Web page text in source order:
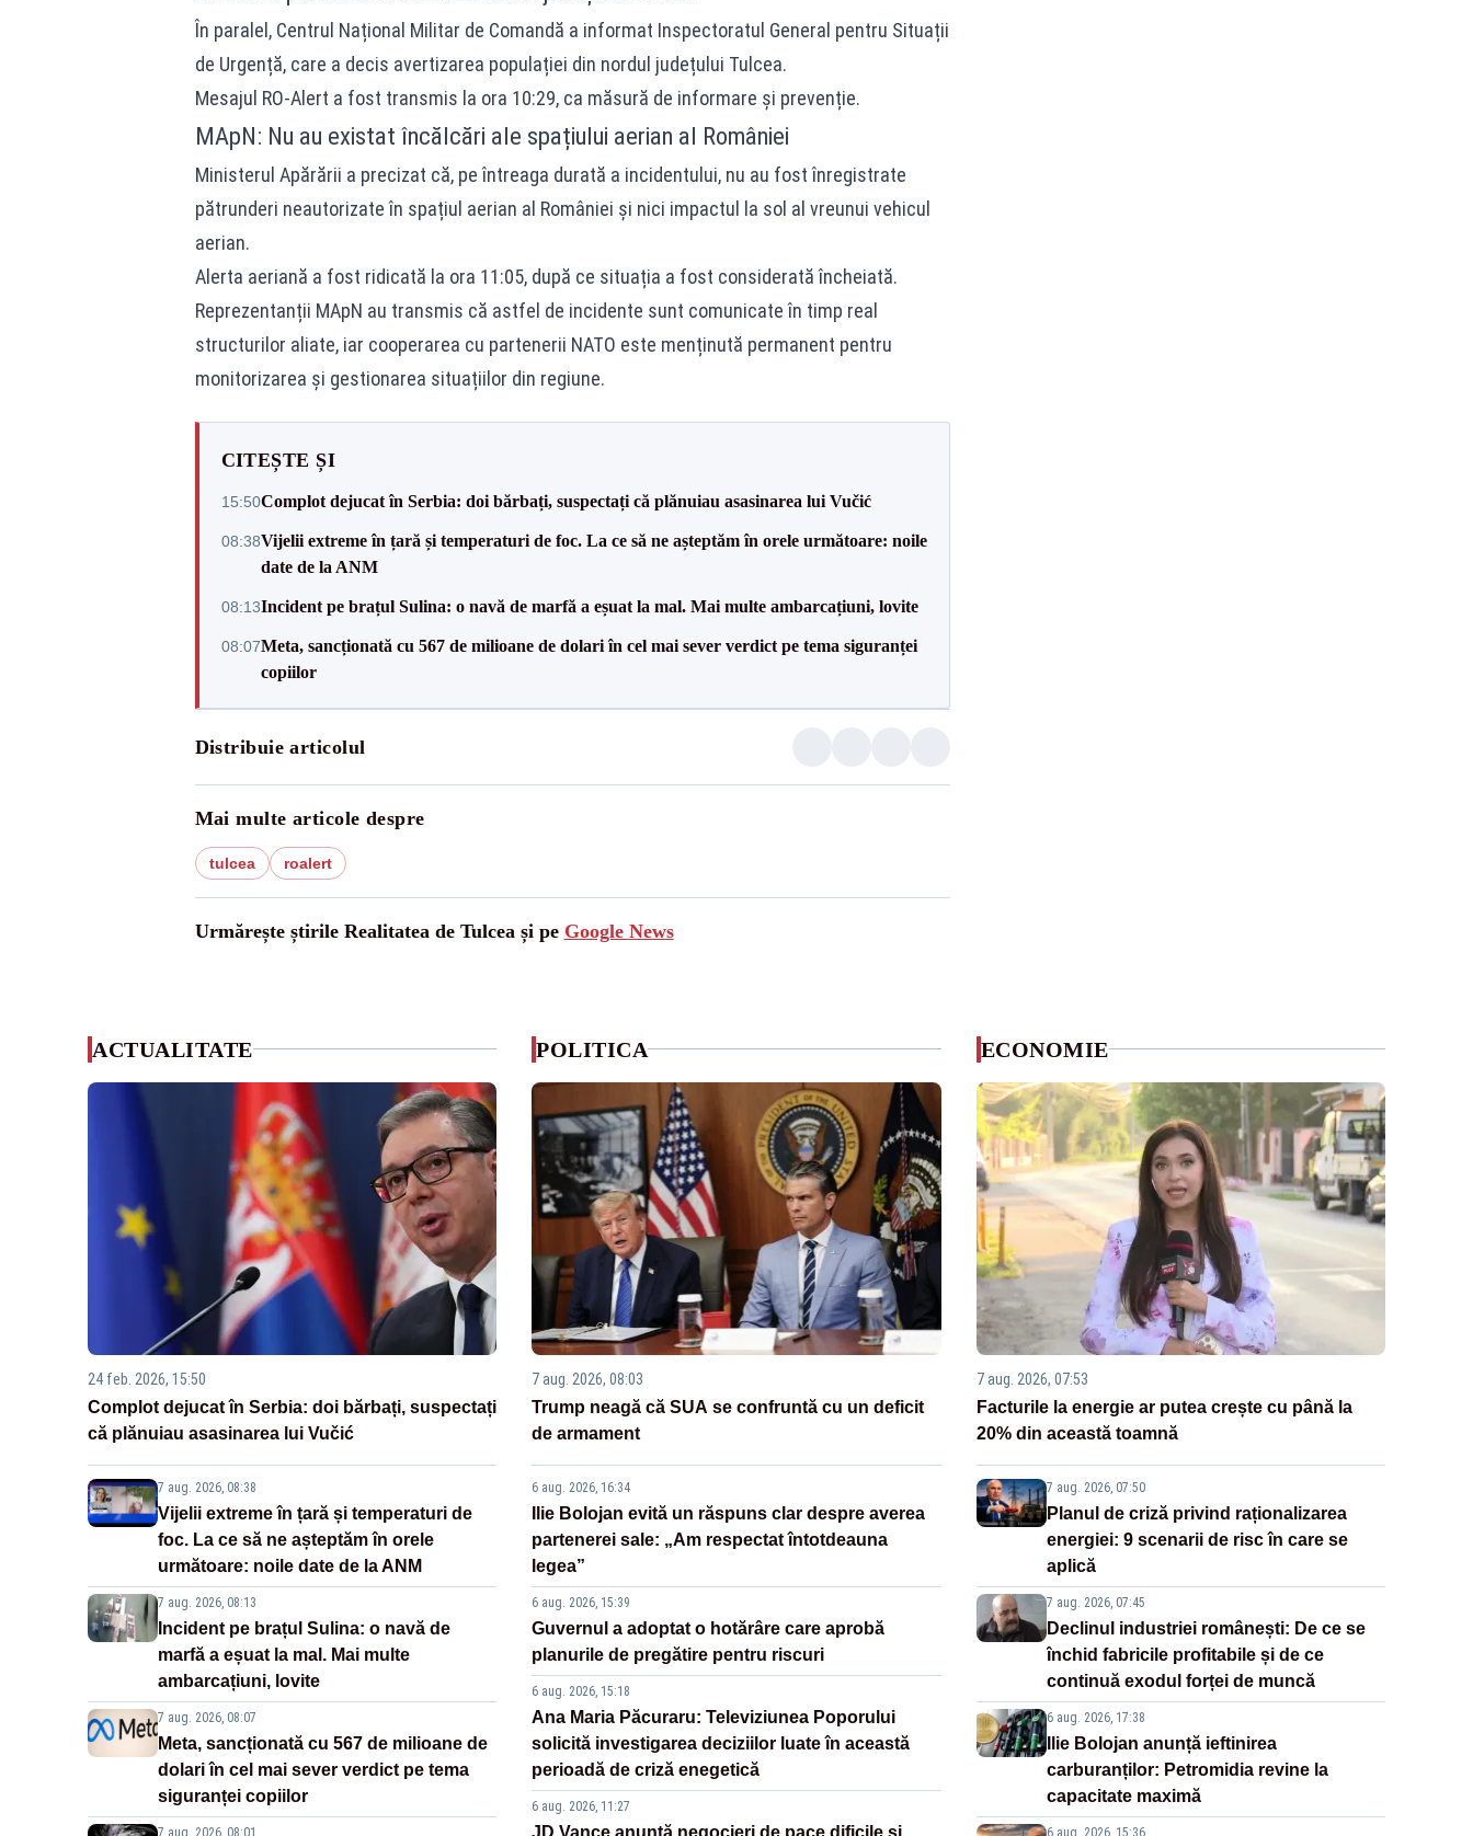
În paralel, Centrul Național Militar de Comandă a informat Inspectoratul General pentru Situații
de Urgență, care a decis avertizarea populației din nordul județului Tulcea.
Mesajul RO-Alert a fost transmis la ora 10:29, ca măsură de informare și prevenție.
MApN: Nu au existat încălcări ale spațiului aerian al României
Ministerul Apărării a precizat că, pe întreaga durată a incidentului, nu au fost înregistrate
pătrunderi neautorizate în spațiul aerian al României și nici impactul la sol al vreunui vehicul
aerian.
Alerta aeriană a fost ridicată la ora 11:05, după ce situația a fost considerată încheiată.
Reprezentanții MApN au transmis că astfel de incidente sunt comunicate în timp real
structurilor aliate, iar cooperarea cu partenerii NATO este menținută permanent pentru
monitorizarea și gestionarea situațiilor din regiune.
CITEȘTE ȘI
15:50Complot dejucat în Serbia: doi bărbați, suspectați că plănuiau asasinarea lui Vučić
08:38Vijelii extreme în țară și temperaturi de foc. La ce să ne așteptăm în orele următoare: noile
date de la ANM
08:13Incident pe brațul Sulina: o navă de marfă a eșuat la mal. Mai multe ambarcațiuni, lovite
08:07Meta, sancționată cu 567 de milioane de dolari în cel mai sever verdict pe tema siguranței
copiilor
Distribuie articolul
Mai multe articole despre
tulcea roalert
Urmărește știrile Realitatea de Tulcea și pe Google News
ACTUALITATE
24 feb. 2026, 15:50
Complot dejucat în Serbia: doi bărbați, suspectați
că plănuiau asasinarea lui Vučić
7 aug. 2026, 08:38
Vijelii extreme în țară și temperaturi de
foc. La ce să ne așteptăm în orele
următoare: noile date de la ANM
7 aug. 2026, 08:13
Incident pe brațul Sulina: o navă de
marfă a eșuat la mal. Mai multe
ambarcațiuni, lovite
7 aug. 2026, 08:07
Meta, sancționată cu 567 de milioane de
dolari în cel mai sever verdict pe tema
siguranței copiilor
7 aug. 2026, 08:01
POLITICA
7 aug. 2026, 08:03
Trump neagă că SUA se confruntă cu un deficit
de armament
6 aug. 2026, 16:34
Ilie Bolojan evită un răspuns clar despre averea
partenerei sale: „Am respectat întotdeauna
legea”
6 aug. 2026, 15:39
Guvernul a adoptat o hotărâre care aprobă
planurile de pregătire pentru riscuri
6 aug. 2026, 15:18
Ana Maria Păcuraru: Televiziunea Poporului
solicită investigarea deciziilor luate în această
perioadă de criză enegetică
6 aug. 2026, 11:27
JD Vance anunță negocieri de pace dificile și
ECONOMIE
7 aug. 2026, 07:53
Facturile la energie ar putea crește cu până la
20% din această toamnă
7 aug. 2026, 07:50
Planul de criză privind raționalizarea
energiei: 9 scenarii de risc în care se
aplică
7 aug. 2026, 07:45
Declinul industriei românești: De ce se
închid fabricile profitabile și de ce
continuă exodul forței de muncă
6 aug. 2026, 17:38
Ilie Bolojan anunță ieftinirea
carburanților: Petromidia revine la
capacitate maximă
6 aug. 2026, 15:36